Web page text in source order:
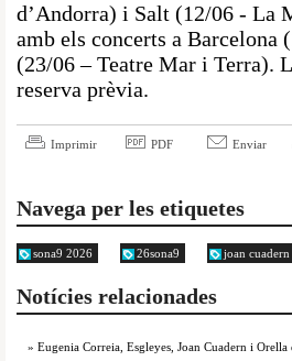
d’Andorra) i Salt (12/06 - La
amb els concerts a
(23/06 – Teatre Mar i Terra).
reserva prèvia.
Imprimir PDF Enviar
Navega per les etiquetes
sona9 2026 26sona9 joan cuadern
Notícies relacionades
» Eugenia Correia, Esgleyes, Joan Cuadern i Orella